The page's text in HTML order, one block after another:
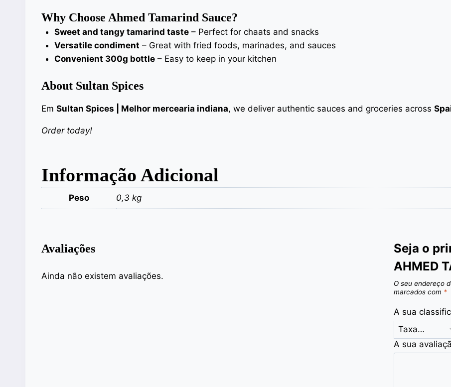
Why Choose Ahmed Tamarind Sauce?
Sweet and tangy tamarind taste– Perfect for chaats and snacks
Versatile condiment – Great with fried foods, marinades, and sauces
Convenient 300g bottle– Easy to keep in your kitchen
About Sultan Spices
Em Sultan Spices | Melhor mercearia indiana, we deliver authentic sauces and groceries across
Order today!
Informação Adicional
Peso 0,3 kg
Avaliações
Ainda não existem avaliações.
Seja o
AHMED
O seu endereço
marcados com *
A sua
A sua